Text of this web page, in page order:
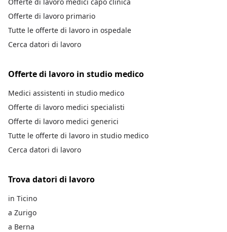
Offerte di lavoro primario
Tutte le offerte di lavoro in ospedale
Cerca datori di lavoro
Offerte di lavoro in studio medico
Medici assistenti in studio medico
Offerte di lavoro medici specialisti
Offerte di lavoro medici generici
Tutte le offerte di lavoro in studio medico
Cerca datori di lavoro
Trova datori di lavoro
in Ticino
a Zurigo
a Berna